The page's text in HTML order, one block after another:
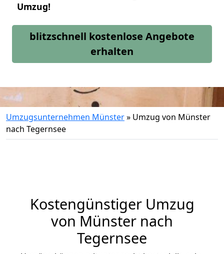
Umzug!
blitzschnell kostenlose Angebote
erhalten
Umzugsunternehmen Münster» Umzug von Münster
nach Tegernsee
Kostengünstiger Umzug
von Münster nach
Tegernsee